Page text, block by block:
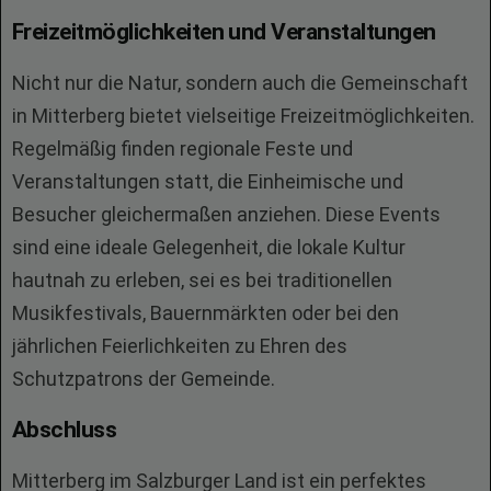
Freizeitmöglichkeiten und Veranstaltungen
Nicht nur die Natur, sondern auch die Gemeinschaft
in Mitterberg bietet vielseitige Freizeitmöglichkeiten.
Regelmäßig finden regionale Feste und
Veranstaltungen statt, die Einheimische und
Besucher gleichermaßen anziehen. Diese Events
sind eine ideale Gelegenheit, die lokale Kultur
hautnah zu erleben, sei es bei traditionellen
Musikfestivals, Bauernmärkten oder bei den
jährlichen Feierlichkeiten zu Ehren des
Schutzpatrons der Gemeinde.
Abschluss
Mitterberg im Salzburger Land ist ein perfektes